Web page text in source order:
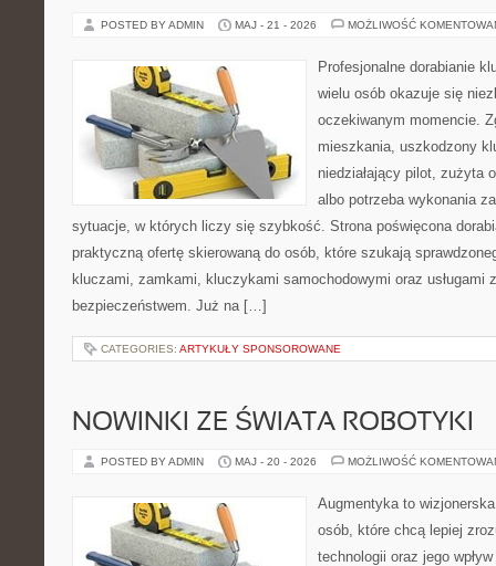
POSTED BY ADMIN MAJ - 21 - 2026 MOŻLIWOŚĆ
Profesjonalne dorabianie
wielu osób okazuje się
oczekiwanym momencie.
mieszkania, uszkodzony
niedziałający pilot, zużyta
albo potrzeba wykonania
sytuacje, w których liczy się szybkość. Strona poświęcona
praktyczną ofertę skierowaną do osób, które szukają
kluczami, zamkami, kluczykami samochodowymi oraz usługami
bezpieczeństwem. Już na […]
CATEGORIES: ARTYKUŁY SPONSOROWANE
NOWINKI ZE ŚWIATA ROBOTYKI
POSTED BY ADMIN MAJ - 20 - 2026 MOŻLIWOŚĆ
Augmentyka to
osób, które chcą lepiej
technologii oraz jego